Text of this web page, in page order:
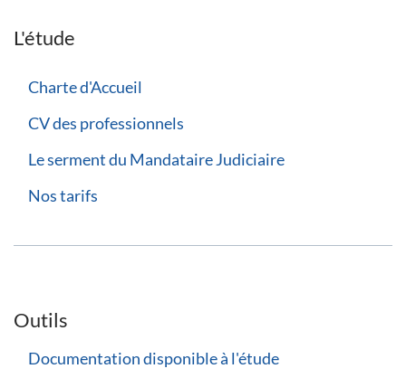
L'étude
Charte d'Accueil
CV des professionnels
Le serment du Mandataire Judiciaire
Nos tarifs
Outils
Documentation disponible à l'étude